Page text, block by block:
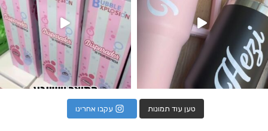
טען עוד תמונות עקבו אחרינו